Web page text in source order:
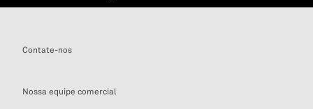
Contate-nos
Nossa equipe comercial